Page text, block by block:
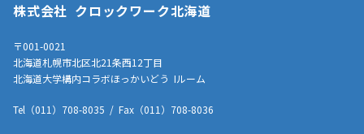
株式会社 クロックワーク北海道
〒001-0021
北海道札幌市北区北21条西12丁目
北海道大学構内コラボほっかいどう Iルーム
Tel（011）708-8035 / Fax（011）708-8036